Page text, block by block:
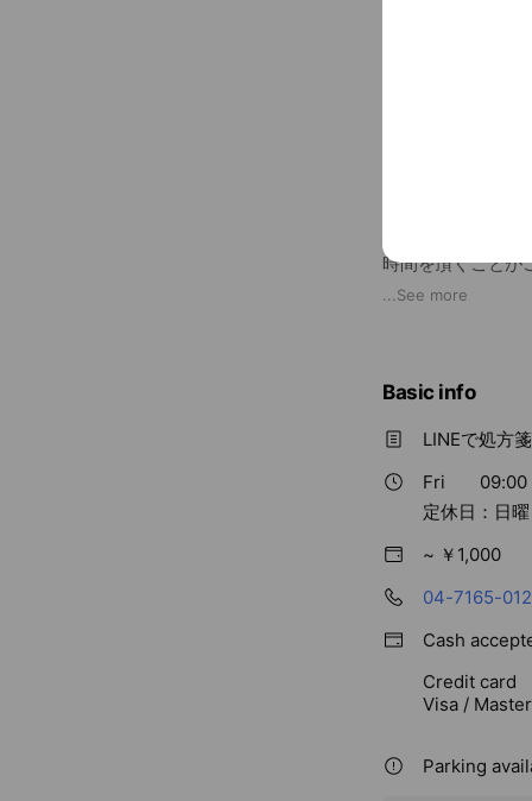
時間を頂くことが
・店頭商品に関
築しています。
・お薬・栄養剤
JR東日本常磐線
患者様に愛され
服薬説明の際には
管理栄養士が在籍
お薬、食事、健康
...See more
Basic info
LINEで処方
Fri
09:00
定休日：日
~ ￥1,000
04-7165-
Cash
Credit card
Visa /
Parking